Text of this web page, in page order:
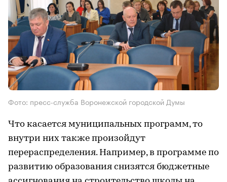
Фото: пресс-служба Воронежской городской Думы
Что касается муниципальных программ, то
внутри них также произойдут
перераспределения. Например, в программе по
развитию образования снизятся бюджетные